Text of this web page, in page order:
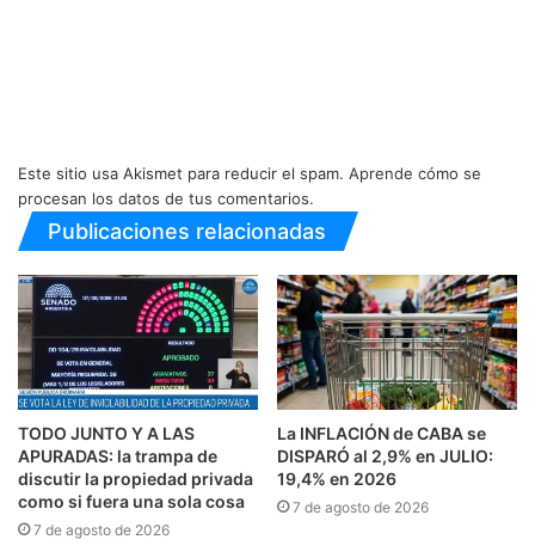
Este sitio usa Akismet para reducir el spam. Aprende cómo se
procesan los datos de tus comentarios.
Publicaciones relacionadas
TODO JUNTO Y A LAS
APURADAS: la trampa de
discutir la propiedad privada
como si fuera una sola cosa
7 de agosto de 2026
La INFLACIÓN de CABA se
DISPARÓ al 2,9% en JULIO:
19,4% en 2026
7 de agosto de 2026